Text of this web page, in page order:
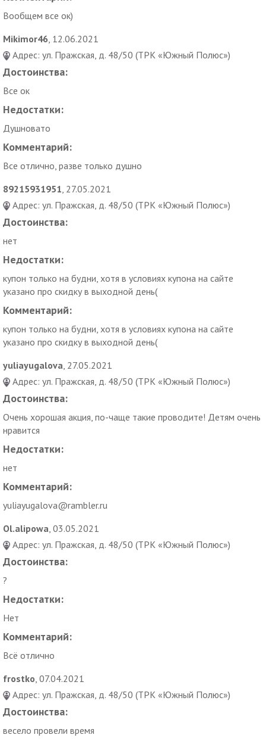
Вообщем все ок)
Mikimor46 , 12.06.2021
Адрес: ул. Пражская, д. 48/50 (ТРК «Южный Полюс»)
Достоинства:
Все ок
Недостатки:
Душновато
Комментарий:
Все отлично, разве только душно
89215931951 , 27.05.2021
Адрес: ул. Пражская, д. 48/50 (ТРК «Южный Полюс»)
Достоинства:
нет
Недостатки:
купон только на будни, хотя в условиях купона на сайте
указано про скидку в выходной день(
Комментарий:
купон только на будни, хотя в условиях купона на сайте
указано про скидку в выходной день(
yuliayugalova , 27.05.2021
Адрес: ул. Пражская, д. 48/50 (ТРК «Южный Полюс»)
Достоинства:
Очень хорошая акция, по-чаще такие проводите! Детям очень
нравится
Недостатки:
нет
Комментарий:
yuliayugalova@rambler.ru
Ol.alipowa , 03.05.2021
Адрес: ул. Пражская, д. 48/50 (ТРК «Южный Полюс»)
Достоинства:
?
Недостатки:
Нет
Комментарий:
Всё отлично
frostko , 07.04.2021
Адрес: ул. Пражская, д. 48/50 (ТРК «Южный Полюс»)
Достоинства:
весело провели время